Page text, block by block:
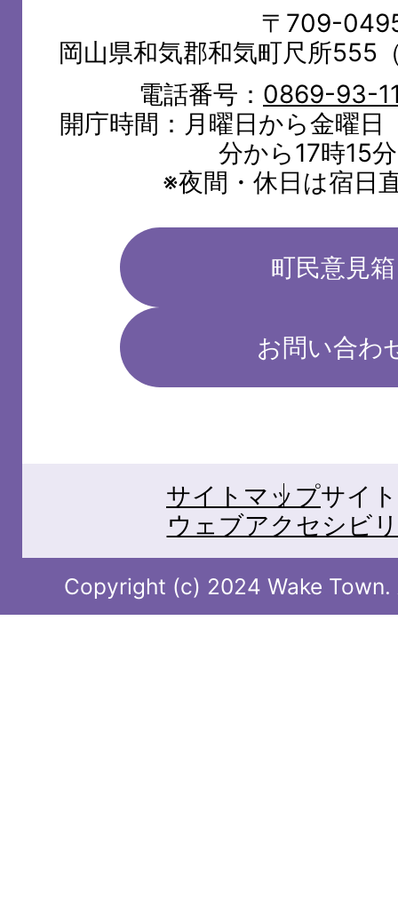
〒709-
岡山県和気郡和気町尺所555
電話番号： 0869-93-
開庁時間：月曜日から金曜
分から17時15
※夜間・休日は宿日
町民意見箱
お問い合わ
サイトマップサイ
ウェブアクセシビ
Copyright (c) 2024 Wake Town.